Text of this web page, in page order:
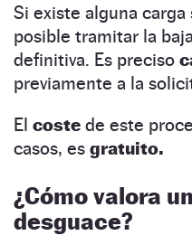
Si existe alguna
posible tramitar la
definitiva. Es preciso
previamente a la
El coste de este
casos, es gratuito.
¿Cómo valora
desguace?